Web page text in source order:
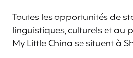
Toutes les opportunités de
linguistiques, culturels et au
My Little China se situent à